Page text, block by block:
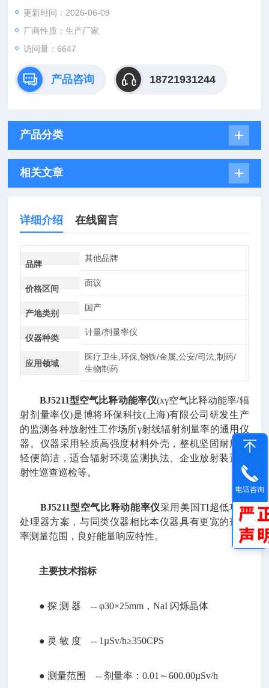
更新时间：2026-06-09
厂商性质：生产厂家
访问量：6647
产品咨询 18721931244
产品分类
相关文章
详细介绍 在线留言
品牌
其他品牌
价格区间
面议
产地类别
国产
仪器种类
计量/剂量率仪
应用领域
医疗卫生,环保,钢铁/金属,公安/司法,制药/
生物制药
BJ5211型空气比释动能率仪(xγ空气比释动能率/辐
射剂量率仪)是博将环保科技(上海)有限公司研发生产
的监测各种放射性工作场所γ射线辐射剂量率的通用仪
器。仪器采用轻质高强度材料外壳，整机坚固耐用、
轻便简洁，适合辐射环境监测执法、企业放射装置放
射性巡查巡检等。
BJ5211型空气比释动能率仪采用美国TI超低功耗
处理器方案，与同类仪器相比本仪器具有更宽的剂量
率测量范围，良好能量响应特性。
主要技术指标
● 探 测 器 -- φ30×25mm，NaI 闪烁晶体
● 灵 敏 度 -- 1µSv/h≥350CPS
● 测量范围 -- 剂量率：0.01～600.00µSv/h
电话咨询